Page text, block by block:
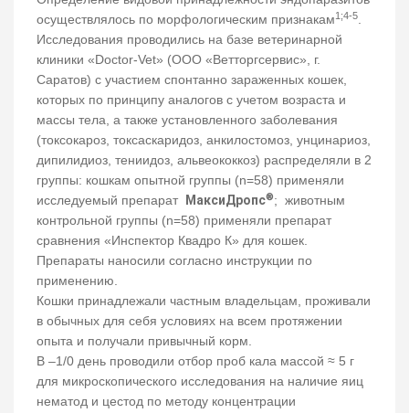
осуществлялось по морфологическим признакам1;4-5.
Исследования проводились на базе ветеринарной
клиники «Doctor-Vet» (ООО «Ветторгсервис», г.
Саратов) с участием спонтанно зараженных кошек,
которых по принципу аналогов с учетом возраста и
массы тела, а также установленного заболевания
(токсокароз, токсаскаридоз, анкилостомоз, унцинариоз,
дипилидиоз, тениидоз, альвеококкоз) распределяли в 2
группы: кошкам опытной группы (n=58) применяли
исследуемый препарат
МаксиДропс®; животным
контрольной группы (n=58) применяли препарат
сравнения «Инспектор Квадро К» для кошек.
Препараты наносили согласно инструкции по
применению.
Кошки принадлежали частным владельцам, проживали
в обычных для себя условиях на всем протяжении
опыта и получали привычный корм.
В –1/0 день проводили отбор проб кала массой ≈ 5 г
для микроскопического исследования на наличие яиц
нематод и цестод по методу концентрации